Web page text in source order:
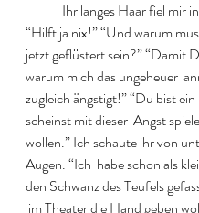
“Hilft ja nix!” “Und warum
jetzt geflüstert sein?” “Damit
warum mich das ungeheuer
zugleich ängstigt!” “Du bist
scheinst mit dieser  Angst
wollen.” Ich schaute ihr von
Augen. “Ich  habe schon als
den Schwanz des Teufels
im Theater die Hand geben